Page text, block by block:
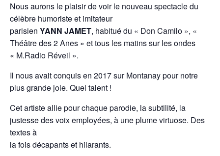
Nous aurons le plaisir de voir le nouveau spectacle du
célèbre humoriste et imitateur
parisien YANN JAMET, habitué du « Don Camilo », «
Théâtre des 2 Anes » et tous les matins sur les ondes
« M.Radio Réveil ».
Il nous avait conquis en 2017 sur Montanay pour notre
plus grande joie. Quel talent !
Cet artiste allie pour chaque parodie, la subtilité, la
justesse des voix employées, à une plume virtuose. Des
textes à
la fois décapants et hilarants.